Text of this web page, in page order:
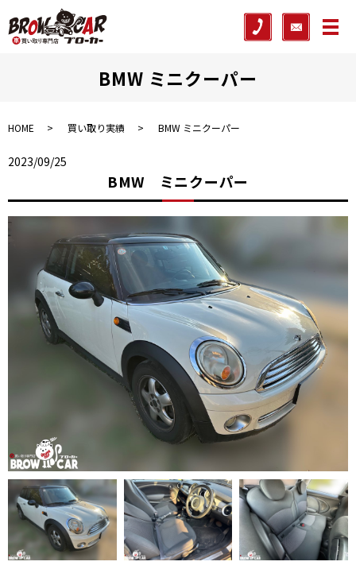
メ
BMW ミニクーパー
HOME 買い取り実績 BMW ミニクーパー
2023/09/25
BMW ミニクーパー